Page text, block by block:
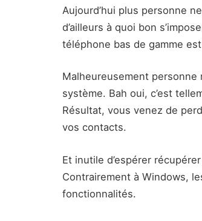
Aujourd’hui plus personne
d’ailleurs à quoi bon
téléphone bas de gamme
Malheureusement personne
système. Bah oui, c’est
Résultat, vous venez de
vos contacts.
Et inutile d’espérer
Contrairement à Windows,
fonctionnalités.